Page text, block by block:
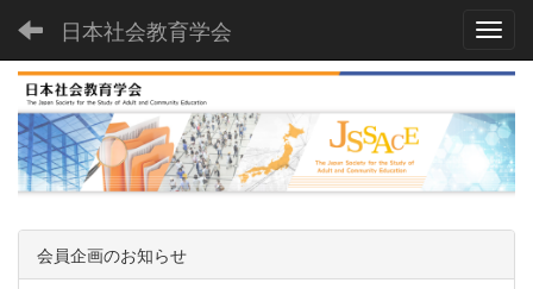
日本社会教育学会
会員企画のお知らせ